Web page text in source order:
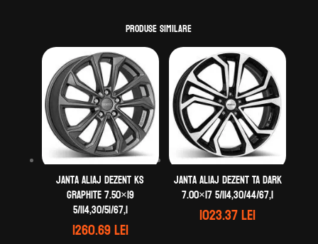
Produse similare
Janta aliaj DEZENT KS
graphite 7.50×19
5/114,30/51/67,1
1260.69lei
Janta aliaj DEZENT TA dark
7.00×17 5/114,30/44/67,1
1023.37lei